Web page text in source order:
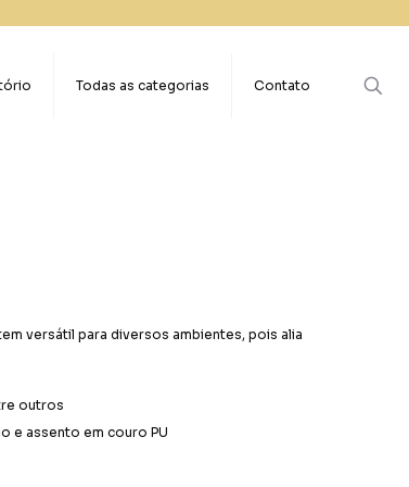
Todas as categorias Contato
versátil para diversos ambientes, pois alia
outros
e assento em couro PU